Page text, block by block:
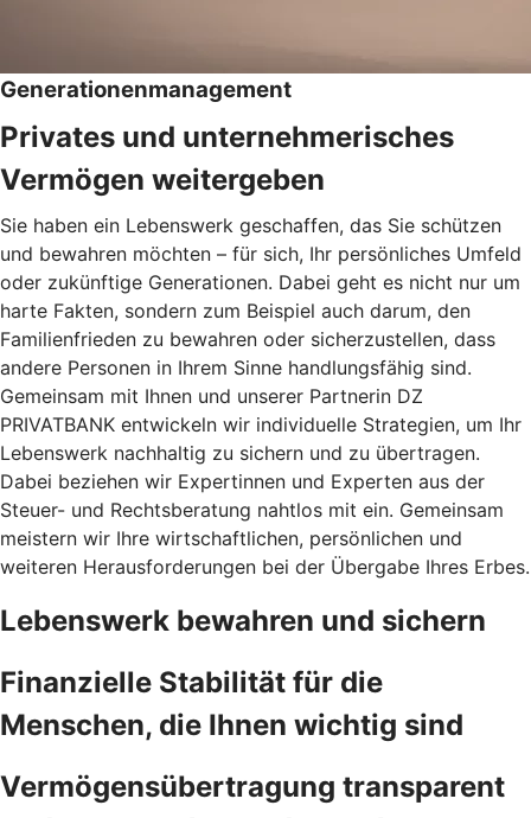
Generationenmanagement
Privates und unternehmerisches
Vermögen weitergeben
Sie haben ein Lebenswerk geschaffen, das Sie schützen
und bewahren möchten – für sich, Ihr persönliches Umfeld
oder zukünftige Generationen. Dabei geht es nicht nur um
harte Fakten, sondern zum Beispiel auch darum, den
Familienfrieden zu bewahren oder sicherzustellen, dass
andere Personen in Ihrem Sinne handlungsfähig sind.
Gemeinsam mit Ihnen und unserer Partnerin DZ
PRIVATBANK entwickeln wir individuelle Strategien, um Ihr
Lebenswerk nachhaltig zu sichern und zu übertragen.
Dabei beziehen wir Expertinnen und Experten aus der
Steuer- und Rechtsberatung nahtlos mit ein. Gemeinsam
meistern wir Ihre wirtschaftlichen, persönlichen und
weiteren Herausforderungen bei der Übergabe Ihres Erbes.
Lebenswerk bewahren und sichern
Finanzielle Stabilität für die
Menschen, die Ihnen wichtig sind
Vermögensübertragung transparent